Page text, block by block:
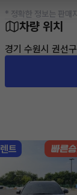
* 정확한 정보는 판매
차량 위치
경기 수원시 권선
렌트